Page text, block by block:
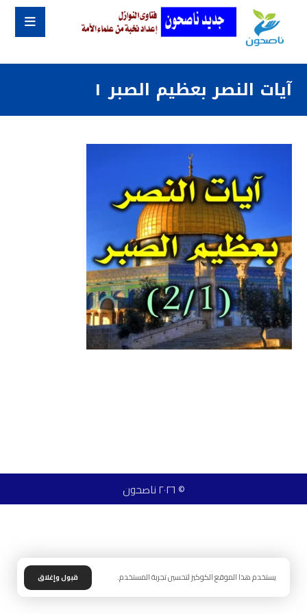
آيات النصر بعظيم الصبر ١
© ٢٠٢٦ ناصحون
يستخدم هذا الموقع الكوكيز لتحسين تجربة المستخدم. قبول وإغلاق